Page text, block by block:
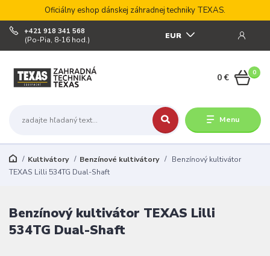
Oficiálny eshop dánskej záhradnej techniky TEXAS.
Menu
EUR
+421 918 341 568
(Po-Pia, 8-16 hod.)
0
0 €
Kultivátory Benzínové kultivátory
Benzínový kultivátor
TEXAS Lilli 534TG Dual-Shaft
Benzínový kultivátor TEXAS Lilli
534TG Dual-Shaft